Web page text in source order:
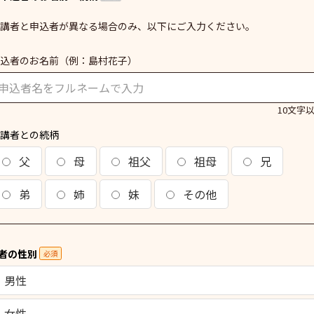
者と申込者が異なる場合のみ、以下にご入力ください。
者のお名前 （例：島村花子）
10文字
者との続柄
父 母 祖父 祖母
兄
弟
姉 妹 その他
の性別 必須
男性